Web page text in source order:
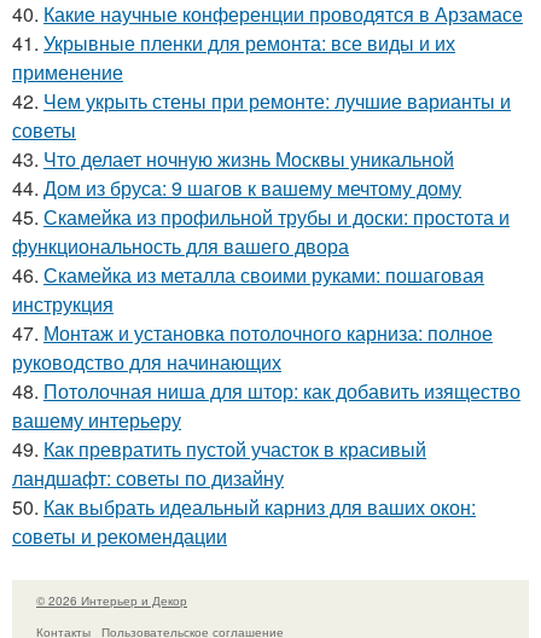
40. Какие научные конференции проводятся в Арзамасе
41. Укрывные пленки для ремонта: все виды и их
применение
42. Чем укрыть стены при ремонте: лучшие варианты и
советы
43. Что делает ночную жизнь Москвы уникальной
44. Дом из бруса: 9 шагов к вашему мечтому дому
45. Скамейка из профильной трубы и доски: простота и
функциональность для вашего двора
46. Скамейка из металла своими руками: пошаговая
инструкция
47. Монтаж и установка потолочного карниза: полное
руководство для начинающих
48. Потолочная ниша для штор: как добавить изящество
вашему интерьеру
49. Как превратить пустой участок в красивый
ландшафт: советы по дизайну
50. Как выбрать идеальный карниз для ваших окон:
советы и рекомендации
© 2026 Интерьер и Декор
Контакты
Пользовательское соглашение